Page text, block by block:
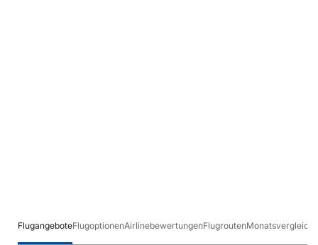
FlugangeboteFlugoptionenAirlinebewertungenFlugroutenMonatsvergleich